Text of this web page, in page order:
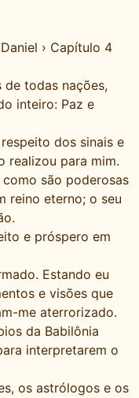
Daniel › Capítulo 4
de todas nações,
inteiro: Paz e
dos sinais e
realizou para mim.
são poderosas
reino eterno; o seu
e próspero em
Estando eu
e visões que
me aterrorizado.
da Babilônia
interpretarem o
os astrólogos e os